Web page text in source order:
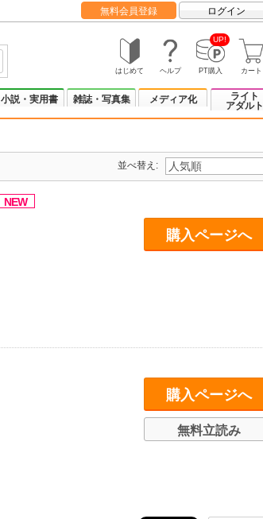
無料会員登録 ログイン
はじめて ヘルプ
UP!
PT購入 カート
小説・実用書 雑誌・写真集 メディア化
ライト
アダルト
並べ替え:
購入ページへ
購入ページへ
無料立読み